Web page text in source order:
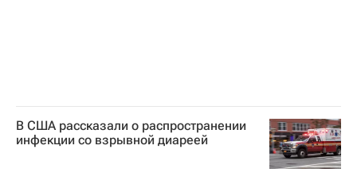
В США рассказали о распространении
инфекции со взрывной диареей